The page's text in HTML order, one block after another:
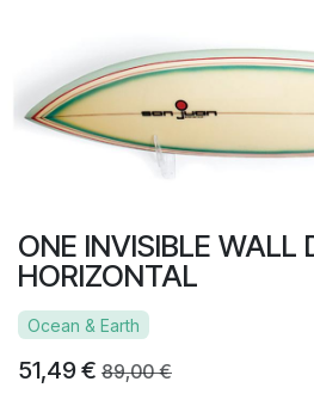
ONE INVISIBLE WALL
HORIZONTAL
Ocean & Earth
51,49€ 89,00€